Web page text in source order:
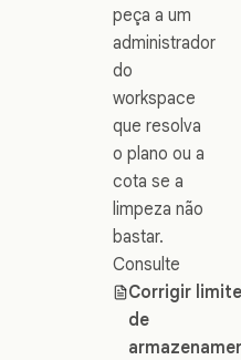
peça a um
administrador
do
workspace
que resolva
o plano ou a
cota se a
limpeza não
bastar.
Consulte
Corrigir
de